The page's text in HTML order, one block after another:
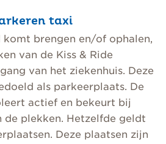
taxi
komt brengen en/of ophalen,
van de Kiss & Ride
van het ziekenhuis. Deze
als parkeerplaats. De
actief en bekeurt bij
plekken. Hetzelfde geldt
Deze plaatsen zijn